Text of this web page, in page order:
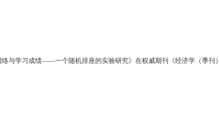
与学习成绩——一个随机排座的实验研究》在权威期刊《经济学（季刊